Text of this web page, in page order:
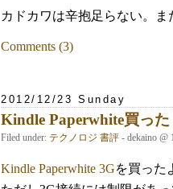
カドカワは辛抱足らない。
Comments (3)
2012/12/23 Sunday
Kindle Paperwhite買った
Filed under: テクノロジ 書評 - dekaino @
Kindle Paperwhite 3Gを買った